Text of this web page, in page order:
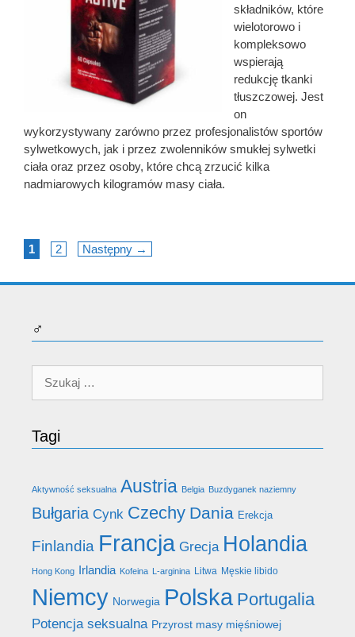
składników, które
wielotorowo i
kompleksowo
wspierają
redukcję tkanki
tłuszczowej. Jest
on
wykorzystywany zarówno przez profesjonalistów sportów
sylwetkowych, jak i przez zwolenników smukłej sylwetki
ciała oraz przez osoby, które chcą zrzucić kilka
nadmiarowych kilogramów masy ciała.
Page
1 Page
2 Następny →
♂
Szukaj:
Tagi
Aktywność seksualna Austria Belgia Buzdyganek naziemny
Bułgaria Cynk Czechy Dania Erekcja
Finlandia Francja Grecja Holandia
Hong Kong Irlandia Kofeina L-arginina Litwa Męskie libido
Niemcy Norwegia Polska Portugalia
Potencja seksualna Przyrost masy mięśniowej